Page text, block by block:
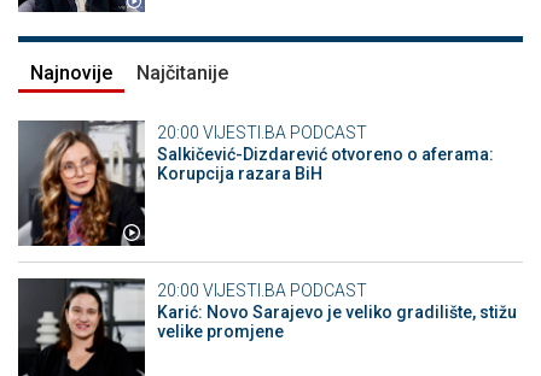
Najnovije Najčitanije
20:00 VIJESTI.BA PODCAST
Salkičević-Dizdarević otvoreno o aferama:
Korupcija razara BiH
20:00 VIJESTI.BA PODCAST
Karić: Novo Sarajevo je veliko gradilište, stižu
velike promjene